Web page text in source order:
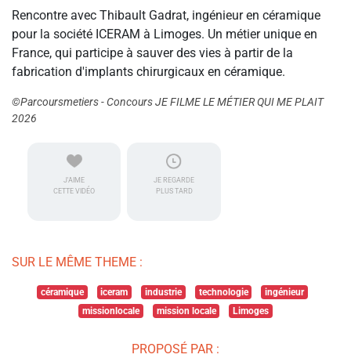
Rencontre avec Thibault Gadrat, ingénieur en céramique
pour la société ICERAM à Limoges. Un métier unique en
France, qui participe à sauver des vies à partir de la
fabrication d'implants chirurgicaux en céramique.
©Parcoursmetiers - Concours JE FILME LE MÉTIER QUI ME PLAIT
2026
J'AIME
CETTE VIDÉO
JE REGARDE
PLUS TARD
SUR LE MÊME THEME :
céramique iceram industrie technologie
ingénieur
missionlocale
mission locale Limoges
PROPOSÉ PAR :